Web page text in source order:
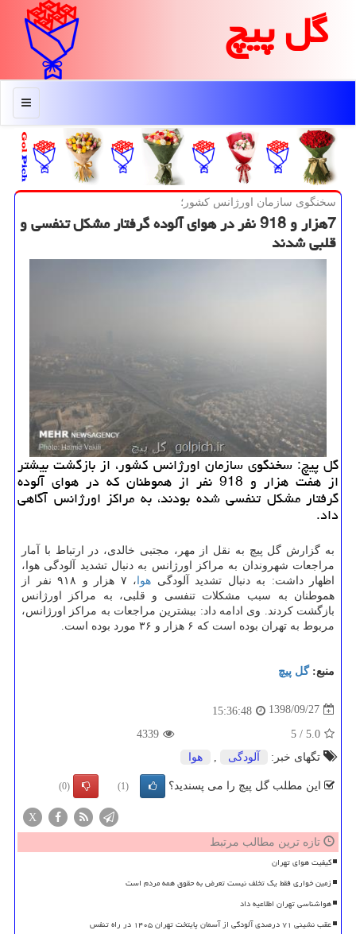
گل پیچ
منو
سخنگوی سازمان اورژانس كشور؛
7هزار و 918 نفر در هوای آلوده گرفتار مشكل تنفسی و
قلبی شدند
گل پیچ: سخنگوی سازمان اورژانس كشور، از بازگشت بیشتر
از هفت هزار و 918 نفر از هموطنان كه در هوای آلوده
گرفتار مشكل تنفسی شده بودند، به مراكز اورژانس آگاهی
داد.
به گزارش گل پیچ به نقل از مهر، مجتبی خالدی، در ارتباط با آمار
مراجعات شهروندان به مراكز اورژانس به دنبال تشدید آلودگی هوا،
اظهار داشت: به دنبال تشدید آلودگی هوا
، ۷ هزار و ۹۱۸ نفر از
هموطنان به سبب مشكلات تنفسی و قلبی، به مراكز اورژانس
بازگشت كردند. وی ادامه داد: بیشترین مراجعات به مراكز اورژانس،
مربوط به تهران بوده است كه ۶ هزار و ۳۶ مورد بوده است.
منبع:گل پیچ
1398/09/27
15:36:48
5.0
/
5
4339
تگهای خبر:
آلودگی هوا
این مطلب گل پیچ را می پسندید؟ (1)
(0)
X
تازه ترین مطالب مرتبط
کیفیت هوای تهران
زمین خواری فقط یک تخلف نیست تعرض به حقوق همه مردم است
هواشناسی تهران اطلاعیه داد
عقب نشینی ۷۱ درصدی آلودگی از آسمان پایتخت تهران ۱۴۰۵ در راه تنفس